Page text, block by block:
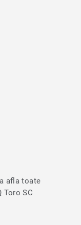
afla toate
Toro SC